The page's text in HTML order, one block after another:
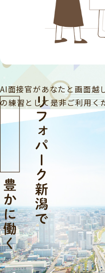
AI面接官があなたと画面越
の練習として是非ご利用く